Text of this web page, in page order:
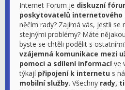
Internet Forum je diskuzní
poskytovatelů internetového
něčím rady? Zajímá vás, jestli se
stejnými problémy? Máte
byste se chtěli podělit s
vzájemná komunikace mezi
pomoci a sdílení informacíve
týkají připojení k internetu s
mobilní služby. Všechny rady,